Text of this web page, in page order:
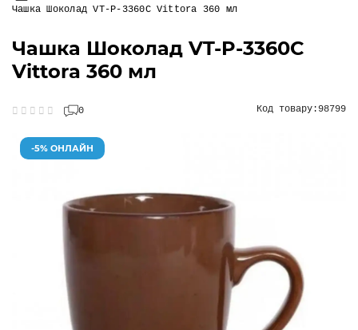
Чашка Шоколад VT-P-3360С Vittora 360 мл
Чашка Шоколад VT-P-3360С
Vittora 360 мл
0 Код товару:98799
-5% ОНЛАЙН